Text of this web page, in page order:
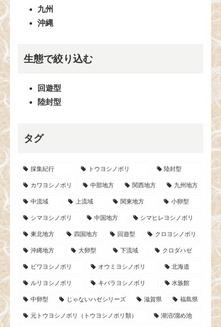
九州
沖縄
生態で絞り込む
回遊型
陸封型
タグ
採集紀行 トウヨシノボリ 陸封型
カワヨシノボリ 中部地方 関西地方 九州地方
中流域 上流域 関東地方 小卵型
シマヨシノボリ 中国地方 シマヒレヨシノボリ
東北地方 四国地方 回遊型 クロヨシノボリ
沖縄地方 大卵型 下流域 クロダハゼ
ビワヨシノボリ オウミヨシノボリ 北海道
ルリヨシノボリ キバラヨシノボリ 水族館
中卵型 じゃないハゼシリーズ 滋賀県 福島県
元トウヨシノボリ（トウヨシノボリ類） 湖沼/溜め池